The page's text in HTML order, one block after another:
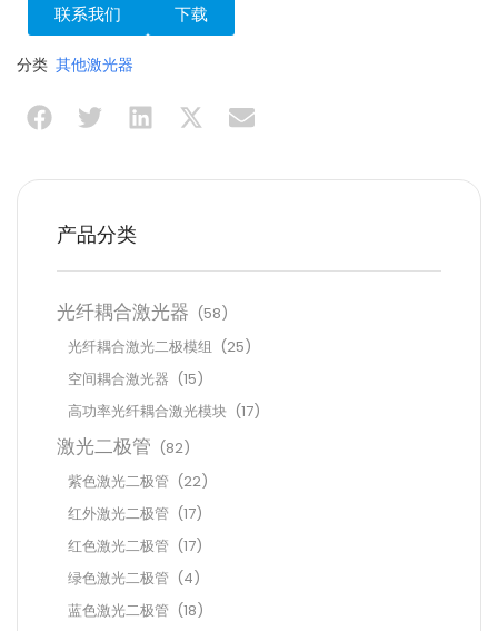
联系我们 下载
分类 其他激光器
产品分类
光纤耦合激光器 (58)
光纤耦合激光二极模组 (25)
空间耦合激光器 (15)
高功率光纤耦合激光模块 (17)
激光二极管 (82)
紫色激光二极管 (22)
红外激光二极管 (17)
红色激光二极管 (17)
绿色激光二极管 (4)
蓝色激光二极管 (18)